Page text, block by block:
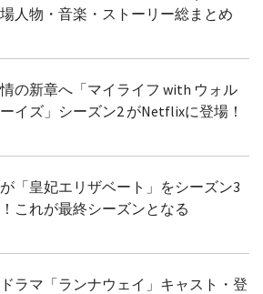
場人物・音楽・ストーリー総まとめ
の新章へ「マイライフ with ウォル
イズ」シーズン2 がNetflixに登場！
「皇妃エリザベート」をシーズン3
これが最終シーズンとなる
ラマ「ランナウェイ」キャスト・登